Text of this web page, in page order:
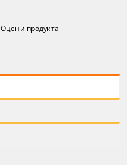
Оцени продукта